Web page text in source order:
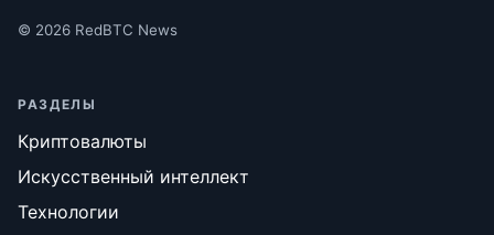
© 2026 RedBTC News
РАЗДЕЛЫ
Криптовалюты
Искусственный интеллект
Технологии